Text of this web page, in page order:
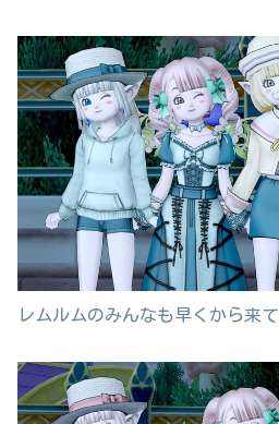
レムルムのみんなも早くから来